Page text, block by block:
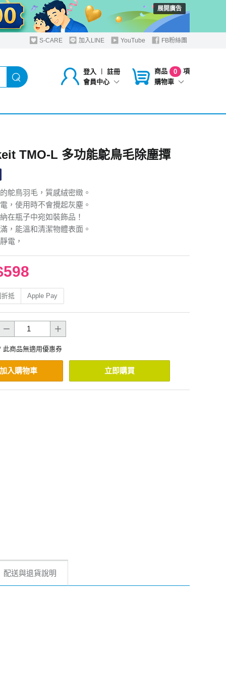
展開廣告
S-CARE 加入LINE YouTube FB粉絲團
登入 ︱
註冊
會員中心
商品 0
項
購物車
TMO-L 多功能鴕鳥毛除塵撢
鴕鳥羽毛，質感絨密緻。
，使用時不會攪起灰塵。
在瓶子中宛如裝飾品！
，能溫和清潔物體表面。
電，
抵 Apple Pay
此商品無適用優惠券
加入購物車 立即購買
配送與退貨說明